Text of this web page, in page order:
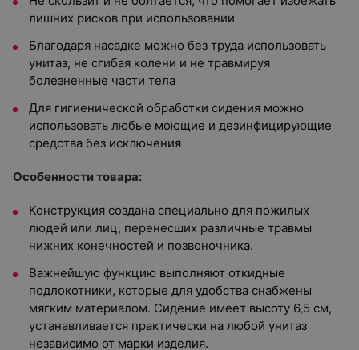
лишних рисков при использовании
Благодаря насадке можно без труда использовать
унитаз, не сгибая колени и не травмируя
болезненные части тела
Для гигиенической обработки сидения можно
использовать любые моющие и дезинфицирующие
средства без исключения
Особенности товара:
Конструкция создана специально для пожилых
людей или лиц, перенесших различные травмы
нижних конечностей и позвоночника.
Важнейшую функцию выполняют откидные
подлокотники, которые для удобства снабжены
мягким материалом. Сидение имеет высоту 6,5 см,
устанавливается практически на любой унитаз
независимо от марки изделия.